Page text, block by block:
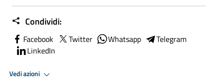
Condividi:
Facebook Twitter Whatsapp
Telegram
LinkedIn
Vedi azioni